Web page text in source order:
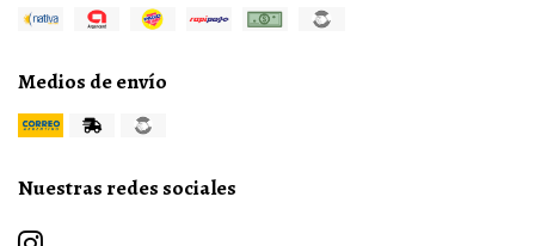
Medios de envío
Nuestras redes sociales